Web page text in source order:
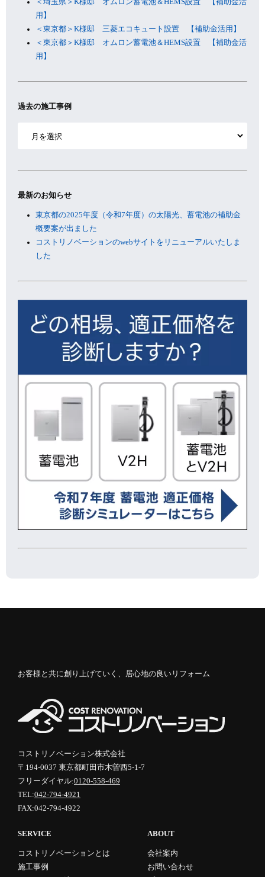
＜埼玉県＞K様邸 オムロン蓄電池＆HEMS設置 【補助金活
用】
＜東京都＞K様邸 三菱エコキュート設置 【補助金活用】
＜東京都＞K様邸 オムロン蓄電池＆HEMS設置 【補助金活
用】
過去の施工事例
最新のお知らせ
東京都の2025年度（令和7年度）の太陽光、蓄電池の補助金
概要案が出ました
コストリノベーションのwebサイトをリニューアルいたしま
した
お客様と共に創り上げていく、居心地の良いリフォーム
コストリノベーション株式会社
〒194-0037 東京都町田市木曽西5-1-7
フリーダイヤル:0120-558-469
TEL:042-794-4921
FAX:042-794-4922
SERVICE
コストリノベーションとは
施工事例
ABOUT
会社案内
お問い合わせ